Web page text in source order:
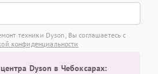
техники Dyson, Вы соглашаетесь с
конфиденциальности
Dyson в Чебоксарах: